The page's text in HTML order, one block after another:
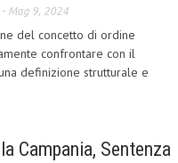
- Mag 9, 2024
del concetto di ordine
confrontare con il
definizione strutturale e
Campania, Sentenza